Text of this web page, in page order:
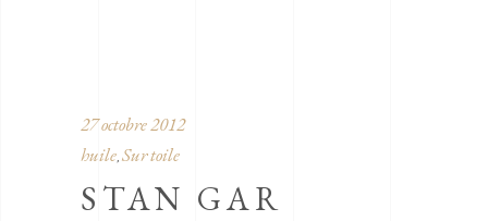
27 octobre 2012
huile, Sur toile
STAN GAR